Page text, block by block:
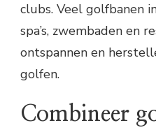
clubs. Veel golfbanen
spa’s, zwembaden en
ontspannen en
golfen.
Combineer